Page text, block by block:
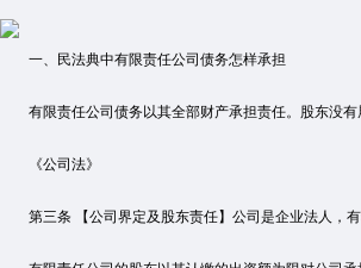
一、民法典中有限责任公司债务怎样承担
有限责任公司债务以其全部财产承担责任。股东没有
《公司法》
第三条 【公司界定及股东责任】公司是企业法人，有